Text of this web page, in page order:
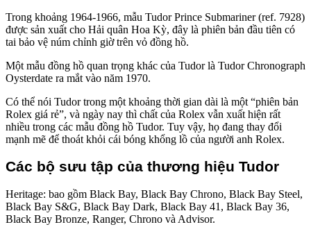
Trong khoảng 1964-1966, mẫu Tudor Prince Submariner (ref. 7928)
được sản xuất cho Hải quân Hoa Kỳ, đây là phiên bản đầu tiên có
tai bảo vệ núm chỉnh giờ trên vỏ đồng hồ.
Một mẫu đồng hồ quan trọng khác của Tudor là Tudor Chronograph
Oysterdate ra mắt vào năm 1970.
Có thể nói Tudor trong một khoảng thời gian dài là một “phiên bản
Rolex giá rẻ”, và ngày nay thì chất của Rolex vẫn xuất hiện rất
nhiều trong các mẫu đồng hồ Tudor. Tuy vậy, họ đang thay đổi
mạnh mẽ để thoát khỏi cái bóng khổng lồ của người anh Rolex.
Các bộ sưu tập của thương hiệu Tudor
Heritage: bao gồm Black Bay, Black Bay Chrono, Black Bay Steel,
Black Bay S&G, Black Bay Dark, Black Bay 41, Black Bay 36,
Black Bay Bronze, Ranger, Chrono và Advisor.